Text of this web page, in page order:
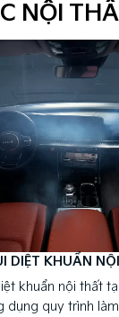
NỘI
DIỆT KHUẨN
khuẩn nội thất
dụng quy trình